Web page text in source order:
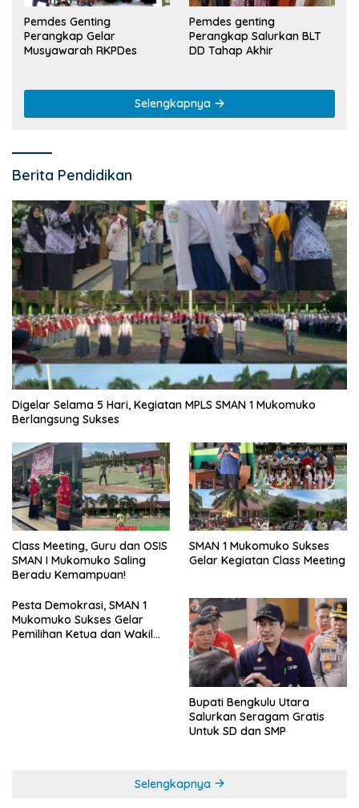
Pemdes Genting
Perangkap Gelar
Musyawarah RKPDes
Pemdes genting
Perangkap Salurkan BLT
DD Tahap Akhir
Selengkapnya
Berita Pendidikan
Digelar Selama 5 Hari, Kegiatan MPLS SMAN 1 Mukomuko
Berlangsung Sukses
Class Meeting, Guru dan OSIS
SMAN I Mukomuko Saling
Beradu Kemampuan!
SMAN 1 Mukomuko Sukses
Gelar Kegiatan Class Meeting
Pesta Demokrasi, SMAN 1
Mukomuko Sukses Gelar
Pemilihan Ketua dan Wakil
Bupati Bengkulu Utara
Salurkan Seragam Gratis
Untuk SD dan SMP
Selengkapnya